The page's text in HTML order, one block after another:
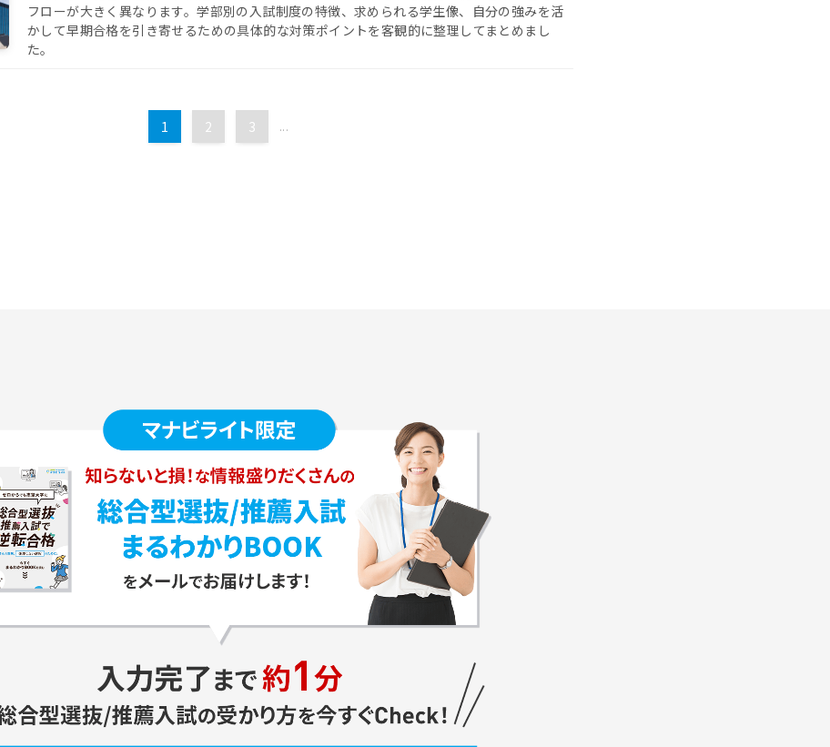
フローが大きく異なります。学部別の入試制度の特徴、求められる学生像、自分の強みを活
かして早期合格を引き寄せるための具体的な対策ポイントを客観的に整理してまとめまし
た。
1 2 3 ...